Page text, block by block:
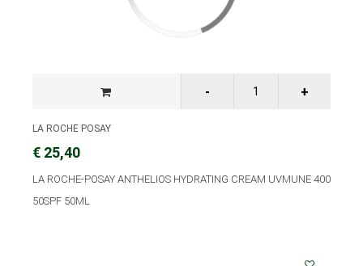
LA ROCHE POSAY
€ 25,40
LA ROCHE-POSAY ANTHELIOS HYDRATING CREAM UVMUNE 400
50SPF 50ML